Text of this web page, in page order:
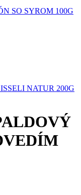
SO SYROM 100G
NATUR 200G